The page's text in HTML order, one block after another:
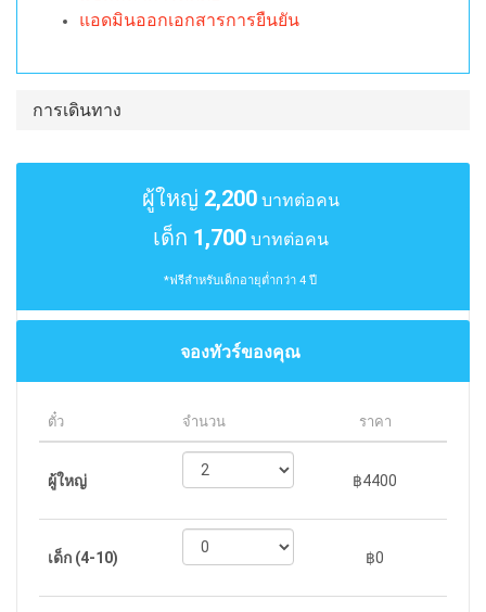
แอดมินออกเอกสารการยืนยัน
การเดินทาง
ผู้ใหญ่ 2,200บาทต่อคน
เด็ก 1,700บาทต่อคน
*ฟรีสำหรับเด็กอายุต่ำกว่า 4 ปี
จองทัวร์ของคุณ
ตั๋ว จำนวน ราคา
ผู้ใหญ่ ฿4400
เด็ก (4-10) ฿0